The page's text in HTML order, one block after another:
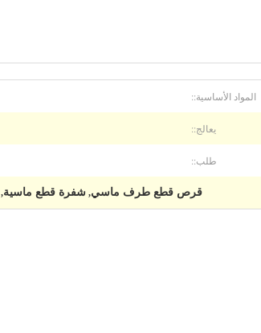
المواد الأساسية::
يعالج::
طلب::
قرص قطع طرف ماسي, شفرة قطع ماسية,